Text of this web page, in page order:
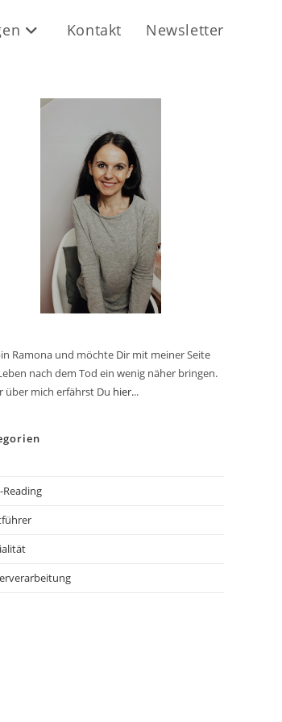
Kontakt Newsletter
Ramona und möchte Dir mit meiner Seite
nach dem Tod ein wenig näher bringen.
über mich erfährst Du hier...
Reading